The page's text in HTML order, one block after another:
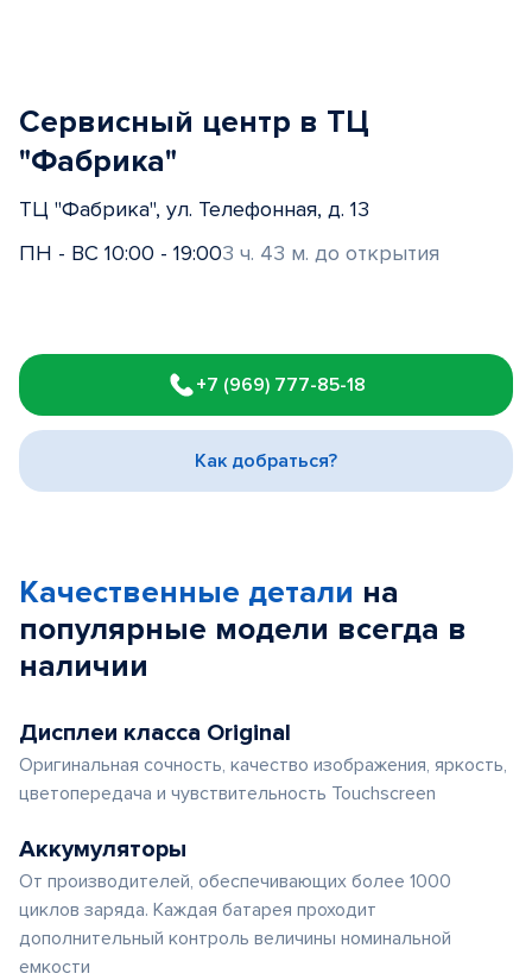
Сервисный центр в ТЦ
"Фабрика"
ТЦ "Фабрика", ул. Телефонная, д. 13
ПН - ВС 10:00 - 19:003 ч. 43 м. до открытия
1
of
3
+7 (969) 777-85-18
Как добраться?
Качественные детали на
популярные модели всегда в
наличии
Дисплеи класса Original
Оригинальная сочность, качество изображения, яркость,
цветопередача и чувствительность Touchscreen
Аккумуляторы
От производителей, обеспечивающих более 1000
циклов заряда. Каждая батарея проходит
дополнительный контроль величины номинальной
емкости